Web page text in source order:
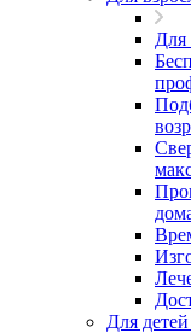
Для
Для детей